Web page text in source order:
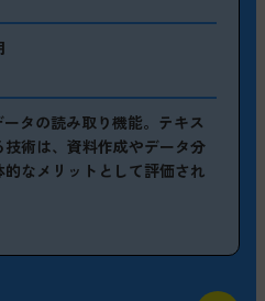
タの読み取り機能。テキス
技術は、資料作成やデータ分
なメリットとして評価され